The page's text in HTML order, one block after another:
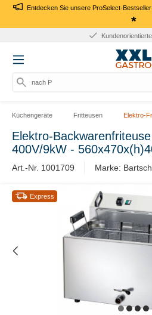
Entdecken Sie unsere ProSelect-
*
Kundenorientierter
nach Pro
Küchengeräte Fritteusen Elektro-
Elektro-
400V/9kW -
Art.-Nr. 1001709 Marke:
Express